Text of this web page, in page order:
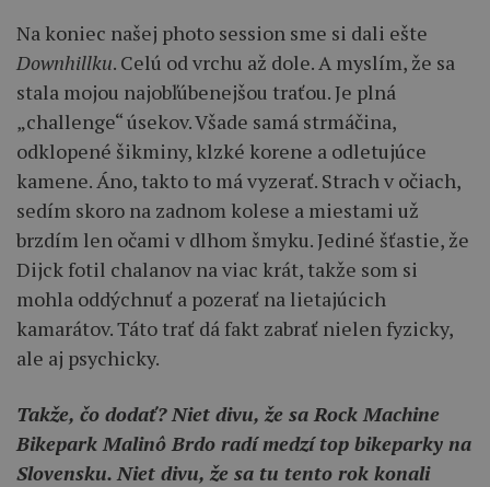
Na koniec našej photo session sme si dali ešte
Downhillku. Celú od vrchu až dole. A myslím, že sa
stala mojou najobľúbenejšou traťou. Je plná
„challenge“ úsekov. Všade samá strmáčina,
odklopené šikminy, klzké korene a odletujúce
kamene. Áno, takto to má vyzerať. Strach v očiach,
sedím skoro na zadnom kolese a miestami už
brzdím len očami v dlhom šmyku. Jediné šťastie, že
Dijck fotil chalanov na viac krát, takže som si
mohla oddýchnuť a pozerať na lietajúcich
kamarátov. Táto trať dá fakt zabrať nielen fyzicky,
ale aj psychicky.
Takže, čo dodať? Niet divu, že sa Rock Machine
Bikepark Malinô Brdo radí medzí top bikeparky na
Slovensku. Niet divu, že sa tu tento rok konali